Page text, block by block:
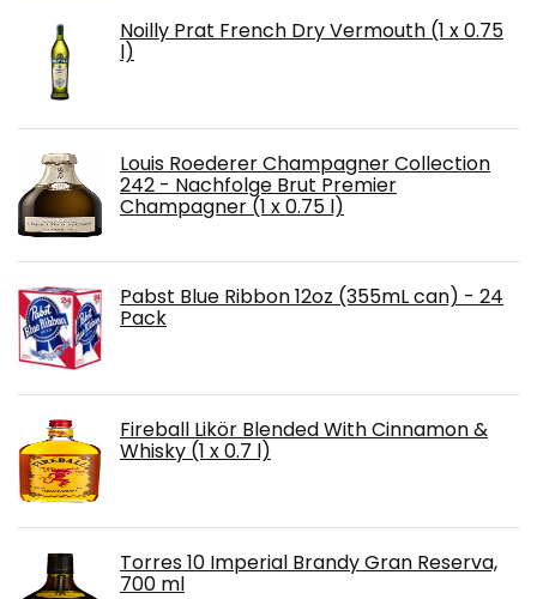
Noilly Prat French Dry Vermouth (1 x 0.75
l)
Louis Roederer Champagner Collection
242 - Nachfolge Brut Premier
Champagner (1 x 0.75 l)
Pabst Blue Ribbon 12oz (355mL can) - 24
Pack
Fireball Likör Blended With Cinnamon &
Whisky (1 x 0.7 l)
Torres 10 Imperial Brandy Gran Reserva,
700 ml